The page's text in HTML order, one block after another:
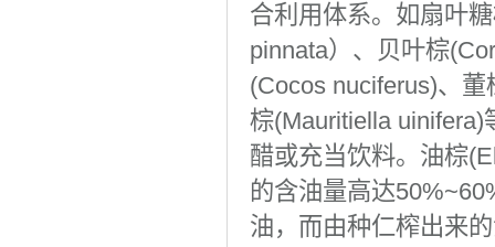
合利用体系。如扇叶
pinnata）、贝叶棕
(Cocos nuciferus)、
棕(Mauritiella
醋或充当饮料。油棕
的含油量高达
油，而由种仁榨出来